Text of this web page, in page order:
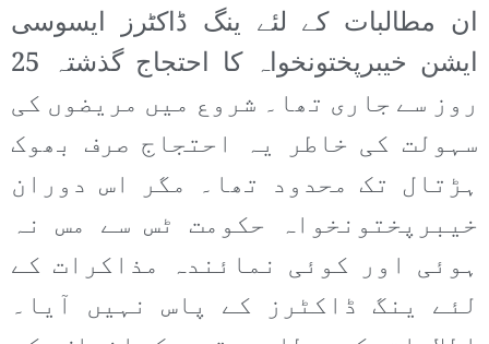
ان مطالبات کے لئے ینگ ڈاکٹرز ایسوسی
ایشن خیبرپختونخواہ کا احتجاج گذشتہ 25
روز سے جاری تھا۔ شروع میں مریضوں کی
سہولت کی خاطر یہ احتجاج صرف بھوک
ہڑتال تک محدود تھا۔ مگر اس دوران
خیبرپختونخواہ حکومت ٹس سے مس نہ
ہوئی اور کوئی نمائندہ مذاکرات کے
لئے ینگ ڈاکٹرز کے پاس نہیں آیا۔